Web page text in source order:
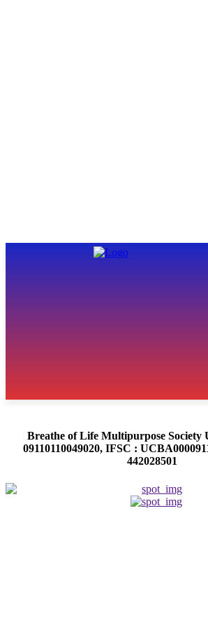
Breathe of Life Multipurpose
09110110049020, IFSC :
442028501